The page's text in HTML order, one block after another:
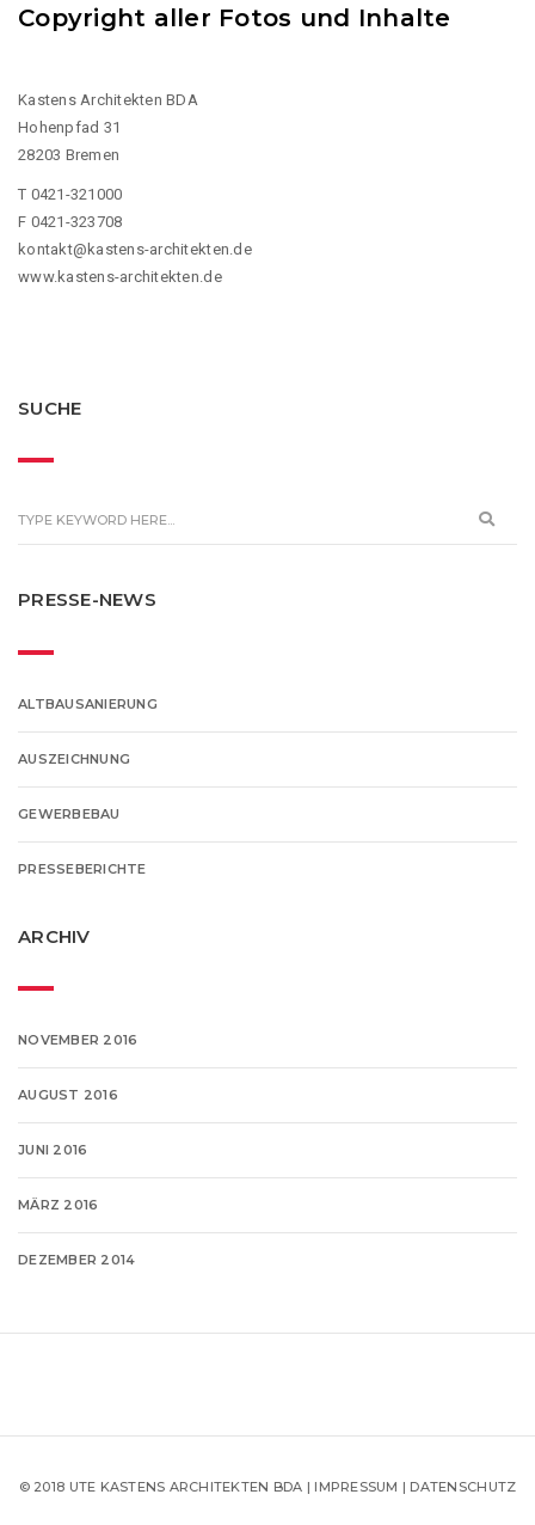
Copyright aller Fotos und Inhalte
Kastens Architekten BDA
Hohenpfad 31
28203 Bremen
T 0421-321000
F 0421-323708
kontakt@kastens-architekten.de
www.kastens-architekten.de
SUCHE
PRESSE-NEWS
ALTBAUSANIERUNG
AUSZEICHNUNG
GEWERBEBAU
PRESSEBERICHTE
ARCHIV
NOVEMBER 2016
AUGUST 2016
JUNI 2016
MÄRZ 2016
DEZEMBER 2014
© 2018 UTE KASTENS ARCHITEKTEN BDA | IMPRESSUM | DATENSCHUTZ